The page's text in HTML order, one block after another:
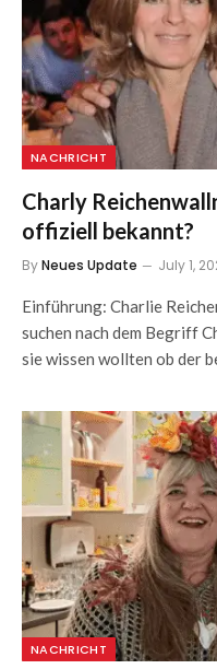
NACHRICHT
Charly
offiziell bekannt?
ByNeues Update July 1,
Einführung: Charlie
suchen nach dem Begriff
sie wissen wollten ob der
NACHRICHT